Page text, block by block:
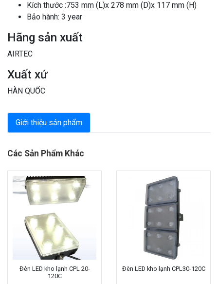
Kích thước :753 mm (L)x 278 mm (D)x 117 mm (H)
Bảo hành: 3 year
Hãng sản xuất
AIRTEC
Xuất xứ
HÀN QUỐC
Giới thiệu sản phẩm
Các Sản Phẩm Khác
Đèn LED kho lạnh CPL 20-
120C
Đèn LED kho lạnh CPL30-120C